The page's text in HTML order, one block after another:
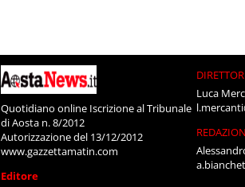
Quotidiano online Iscrizione al Tribunale
di Aosta n. 8/2012
Autorizzazione del 13/12/2012
www.gazzettamatin.com
Editore
Luca